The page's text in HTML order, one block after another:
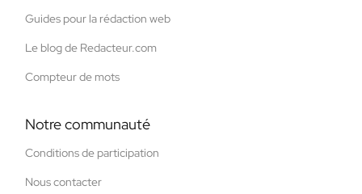
Guides pour la rédaction web
Le blog de Redacteur.com
Compteur de mots
Notre communauté
Conditions de participation
Nous contacter